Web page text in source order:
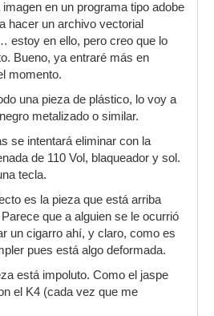
en un programa tipo adobe
hacer un archivo vectorial
estoy en ello, pero creo que lo
Bueno, ya entraré más en
momento.
una pieza de plástico, lo voy a
metalizado o similar.
se intentará eliminar con la
de 110 Vol, blaqueador y sol.
tecla.
es la pieza que está arriba
que a alguien se le ocurrió
un cigarro ahí, y claro, como es
pues está algo deformada.
está impoluto. Como el jaspe
el K4 (cada vez que me